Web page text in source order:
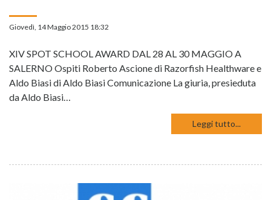
Giovedì, 14 Maggio 2015 18:32
XIV SPOT SCHOOL AWARD DAL 28 AL 30 MAGGIO A
SALERNO Ospiti Roberto Ascione di Razorfish Healthware e
Aldo Biasi di Aldo Biasi Comunicazione La giuria, presieduta
da Aldo Biasi…
Leggi tutto...